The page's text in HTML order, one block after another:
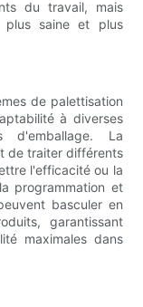
du travail, mais
plus saine et plus
de palettisation
à diverses
d'emballage. La
de traiter différents
l'efficacité ou la
programmation et
basculer en
garantissant
maximales dans